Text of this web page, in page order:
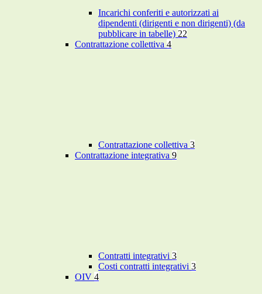
Incarichi conferiti e autorizzati ai
dipendenti (dirigenti e non dirigenti) (da
pubblicare in tabelle) 22
Contrattazione collettiva 4
Contrattazione collettiva 3
Contrattazione integrativa 9
Contratti integrativi 3
Costi contratti integrativi 3
OIV 4